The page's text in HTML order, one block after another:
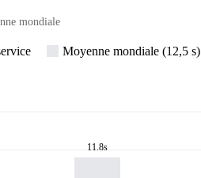
mondiale
Moyenne mondiale (12,5 s)
11.8s